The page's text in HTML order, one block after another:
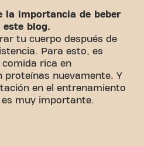
la importancia de beber
este blog.
tu cuerpo después de
Para esto, es
rica en
nuevamente. Y
en el entrenamiento
muy importante.